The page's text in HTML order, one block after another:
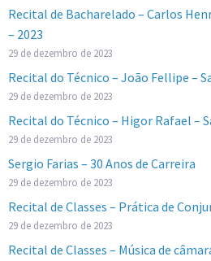
Recital de Bacharelado – Carlos
– 2023
29 de dezembro de 2023
Recital do Técnico – João Fellipe –
29 de dezembro de 2023
Recital do Técnico – Higor Rafael –
29 de dezembro de 2023
Sergio Farias – 30 Anos de Carreira
29 de dezembro de 2023
Recital de Classes – Prática de
29 de dezembro de 2023
Recital de Classes – Música de